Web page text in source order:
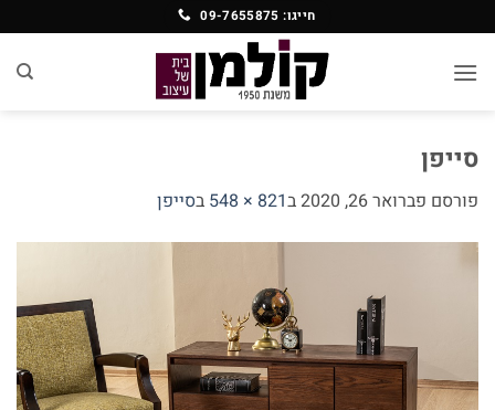
to
content
חייגו: 09-7655875
סייפן
פורסם פברואר 26, 2020 ב821 × 548 בסייפן